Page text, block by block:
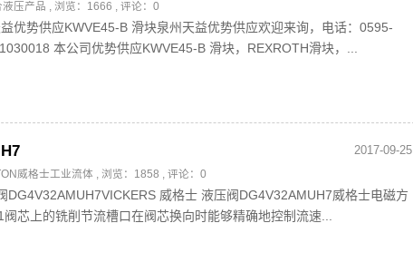
液压产品 , 浏览：1666 , 评论：0
优势供应KWVE45-B 滑块泉州天益优势供应欢迎来询，电话：0595-
本公司优势供应KWVE45-B 滑块，REXROTH滑块，...
2017-09-25
威格士工业流体 , 浏览：1858 , 评论：0
DG4V32AMUH7VICKERS 威格士 液压阀DG4V32AMUH7威格士电磁方
芯上的铣削节流槽口在阀芯换向时能够精确地控制流速...